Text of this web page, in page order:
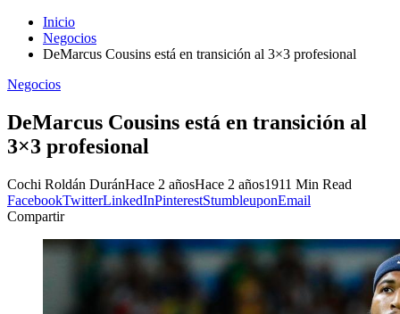
Inicio
Negocios
DeMarcus Cousins ​​​​está en transición al 3×3 profesional
Negocios
DeMarcus Cousins ​​​​está en transición al
3×3 profesional
Cochi Roldán DuránHace 2 añosHace 2 años1911 Min Read
FacebookTwitterLinkedInPinterestStumbleuponEmail
Compartir